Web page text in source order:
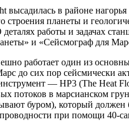
высадилась в районе
строения планеты и
работы и задачах
и «Сейсмограф для
работает один из
до сих пор сейсмически
— HP3 (The Heat
потоков в марсианском
буром), который должен
при помощи 40-